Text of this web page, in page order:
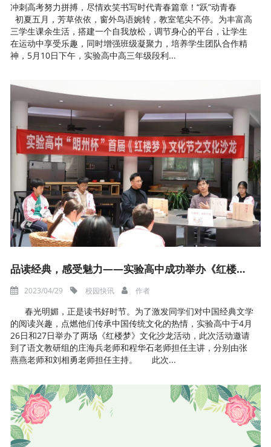
冲刺高考努力拼搏，尽情欢笑书写时代青春篇章！“跃”动青春
初夏五月，芳草依依，窗外鸟语婉转，教室笔尖不停。为丰富高
三学生课余生活，搭建一个自我放松，调节身心的平台，让学生
在运动中享受乐趣，同时增强班级凝聚力，培养学生团队合作精
神，5月10日下午，实验高中高三年级段利...
品读经典，感受魅力——实验高中成功举办《红楼梦》文化沙龙活动
2023/04/29 校园快讯 作者
春光明媚，正是读书好时节。为了激发同学们对中国经典文学
的阅读兴趣，点燃他们传承中国传统文化的热情，实验高中于4月
26日和27日举办了两场《红楼梦》文化沙龙活动，此次活动邀请
到了语文教研组的庄海兵老师和程华石老师担任主讲，分别由张
燕燕老师和刘相勇老师担任主持。 此次...